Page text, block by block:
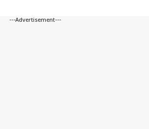
---Advertisement---